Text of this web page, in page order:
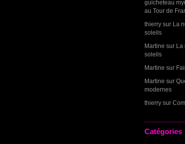
guicheteau
au Tour de
thierry sur La
soleils
Martine sur La
soleils
Martine sur
Martine sur
modernes
thierry sur
Catégories